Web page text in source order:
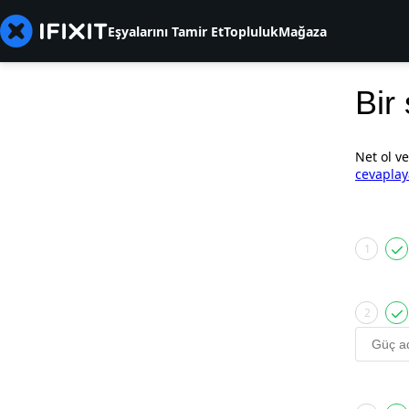
Eşyalarını Tamir EtToplulukMağaza
Bir
Net ol
1
2